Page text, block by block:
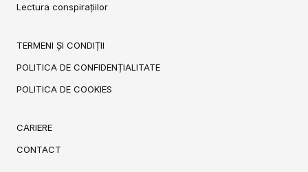
Lectura conspirațiilor
TERMENI ȘI CONDIȚII
POLITICA DE CONFIDENȚIALITATE
POLITICA DE COOKIES
CARIERE
CONTACT